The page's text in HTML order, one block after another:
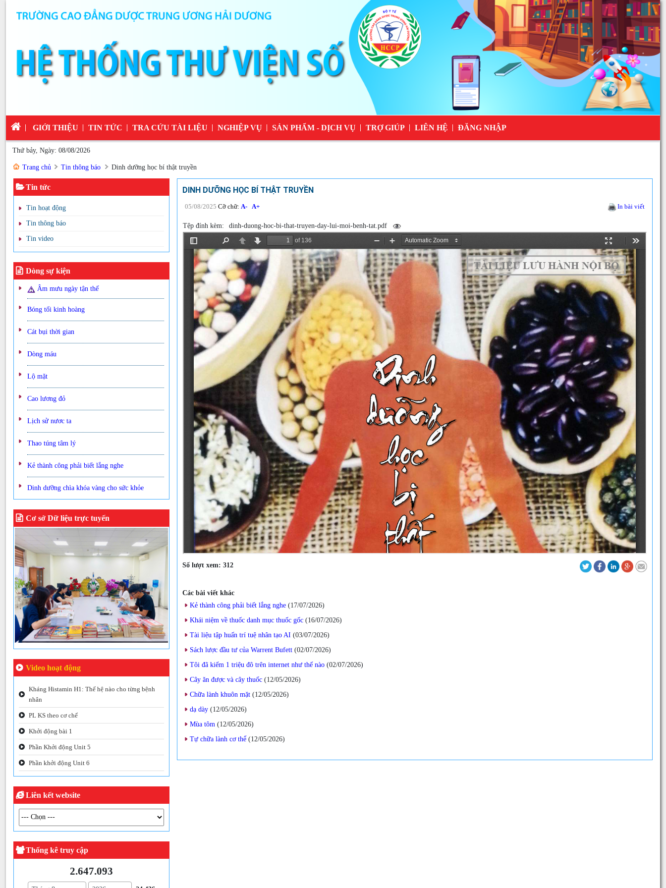
GIỚI THIỆU TIN TỨC TRA CỨU TÀI LIỆU NGHIỆP VỤ SẢN PHẨM - DỊCH VỤ TRỢ GIÚP LIÊN HỆ ĐĂNG NHẬP
Thứ bảy, Ngày: 08/08/2026
Trang chủ Tin thông báo Dinh dưỡng học bí thật truyền
Tin tức
Tin hoạt động
Tin thông báo
Tin video
Dòng sự kiện
Âm mưu ngày tận thế
Bóng tối kinh hoàng
Cát bụi thời gian
Dòng máu
Lộ mặt
Cao lương đỏ
Lịch sử nươc ta
Thao túng tâm lý
Kẻ thành công phải biết lắng nghe
Dinh dưỡng chìa khóa vàng cho sức khỏe
Cơ sở Dữ liệu trực tuyến
Video hoạt động
Kháng Histamin H1: Thế hệ nào cho từng bệnh
nhân
PL KS theo cơ chế
Khởi động bài 1
Phần Khởi động Unit 5
Phần khởi động Unit 6
Liên kết website
Thống kê truy cập
2.647.093
DINH DƯỠNG HỌC BÍ THẬT TRUYỀN
05/08/2025 Cỡ chữ: A- A+ In bài viết
Tệp đính kèm: dinh-duong-hoc-bi-that-truyen-day-lui-moi-benh-tat.pdf
Số lượt xem: 312
Các bài viết khác
Kẻ thành công phải biết lắng nghe (17/07/2026)
Khái niệm về thuốc danh mục thuốc gốc (16/07/2026)
Tài liệu tập huấn trí tuệ nhân tạo AI (03/07/2026)
Sách lược đầu tư của Warrent Bufett (02/07/2026)
Tôi đã kiếm 1 triệu đô trên internet như thế nào (02/07/2026)
Cây ăn được và cây thuốc (12/05/2026)
Chữa lành khuôn mặt (12/05/2026)
dạ dày (12/05/2026)
Mùa tôm (12/05/2026)
Tự chữa lành cơ thể (12/05/2026)